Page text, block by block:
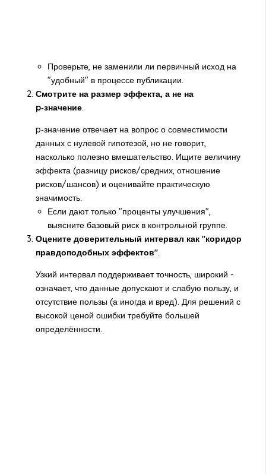
Проверьте, не заменили ли первичный исход на
"удобный" в процессе публикации.
Смотрите на размер эффекта, а не на
p‑значение.
p‑значение отвечает на вопрос о совместимости
данных с нулевой гипотезой, но не говорит,
насколько полезно вмешательство. Ищите величину
эффекта (разницу рисков/средних, отношение
рисков/шансов) и оценивайте практическую
значимость.
Если дают только "проценты улучшения",
выясните базовый риск в контрольной группе.
Оцените доверительный интервал как "коридор
правдоподобных эффектов".
Узкий интервал поддерживает точность, широкий -
означает, что данные допускают и слабую пользу, и
отсутствие пользы (а иногда и вред). Для решений с
высокой ценой ошибки требуйте большей
определённости.